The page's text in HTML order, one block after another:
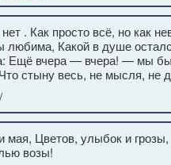
. Как просто всё, но как
любима, Какой в душе
Ещё вчера — вчера! — мы
стыну весь, не мысля, не
Цветов, улыбок и грозы,
возы!